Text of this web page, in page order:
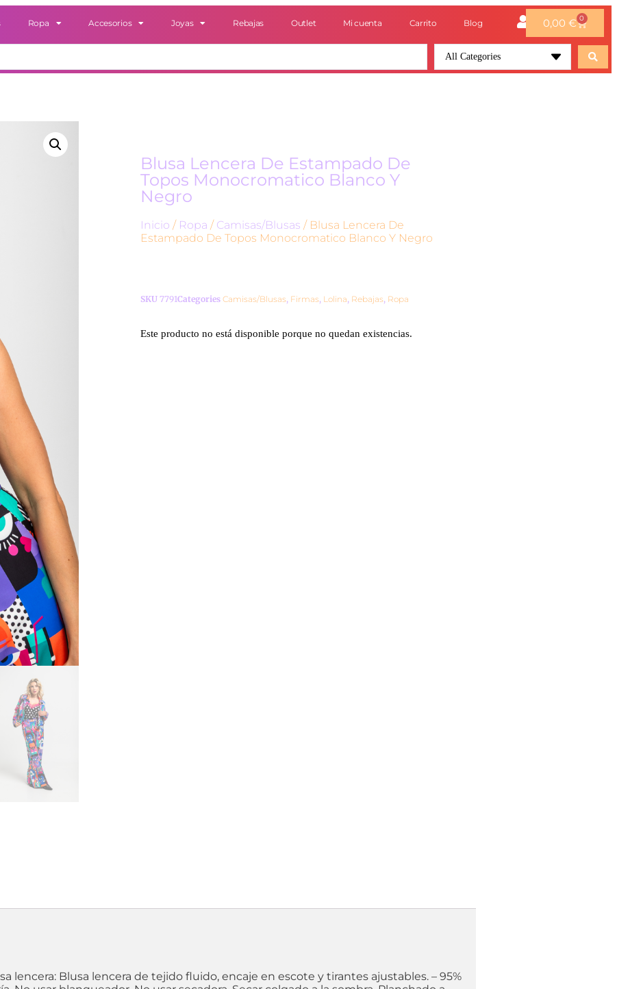
Ropa Accesorios Joyas Rebajas Outlet Mi cuenta Carrito Blog 0,00 € 0
All Categories
Blusa Lencera De Estampado De
Topos Monocromatico Blanco Y
Negro
Inicio / Ropa / Camisas/Blusas / Blusa Lencera De
Estampado De Topos Monocromatico Blanco Y Negro
SKU 7791Categories Camisas/Blusas, Firmas, Lolina, Rebajas, Ropa
Este producto no está disponible porque no quedan existencias.
lencera: Blusa lencera de tejido fluido, encaje en escote y tirantes ajustables. – 95%